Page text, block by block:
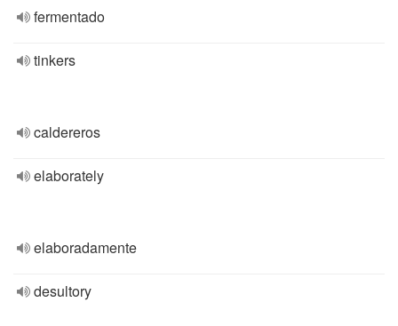
fermentado
tinkers
caldereros
elaborately
elaboradamente
desultory